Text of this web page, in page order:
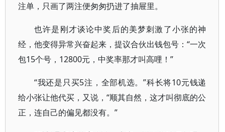
注单，只画了两注便匆匆扔进了抽屉里。
也许是刚才谈论中奖后的美梦刺激了小张的神
经，他变得异常兴奋起来，提议合伙出钱包号：“一次
包15个号，12800元，中奖率那才叫高哩！”
“我还是只买5注，全部机选。”科长将10元钱递
给小张让他代买，又说，“顺其自然，这才叫彻底的公
正，连自己的偏见都没有。”